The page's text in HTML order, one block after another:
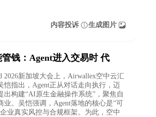
内容投诉 生成图片
钱：Agent进入交易时 代
2026新加坡大会上，Airwallex空中云汇
恺指出，Agent正从对话走向执行，迈
出构建“AI原生金融操作系统”，聚焦自
业。吴恺强调，Agent落地的核心是“可
业真实风控与合规框架。为此，空中